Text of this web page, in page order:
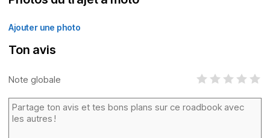
Ajouter une photo
Ton avis
Note globale